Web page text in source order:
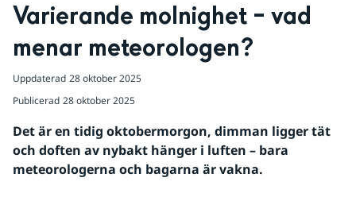
Varierande molnighet – vad
menar meteorologen?
Uppdaterad 28 oktober 2025
Publicerad 28 oktober 2025
Det är en tidig oktobermorgon, dimman ligger tät
och doften av nybakt hänger i luften – bara
meteorologerna och bagarna är vakna.